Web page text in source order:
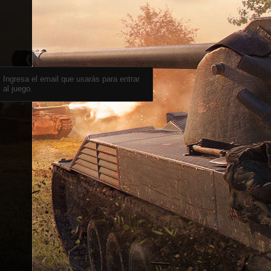
Ingresa el email que usarás para entrar
al juego.